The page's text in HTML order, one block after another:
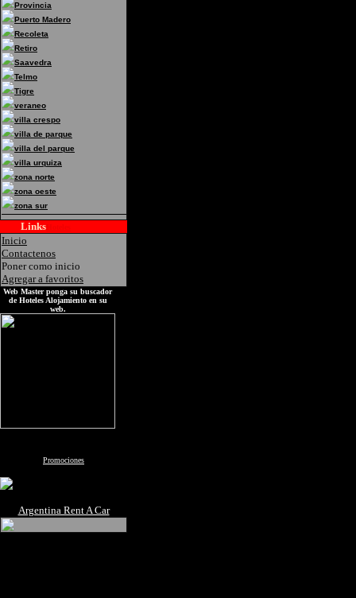
Provincia
Puerto Madero
Recoleta
Retiro
Saavedra
Telmo
Tigre
veraneo
villa crespo
villa de parque
villa del parque
villa urquiza
zona norte
zona oeste
zona sur
Links
Inicio
Contactenos
Poner como inicio
Agregar a favoritos
Web Master ponga su buscador
de Hoteles Alojamiento en su
web.
Promociones
Argentina Rent A Car